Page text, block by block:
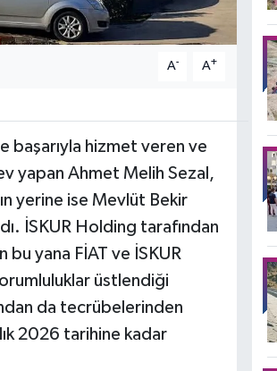
A- A+
başarıyla hizmet veren ve
yapan Ahmet Melih Sezal,
yerine ise Mevlüt Bekir
İSKUR Holding tarafından
bu yana FİAT ve İSKUR
üstlendiği
da tecrübelerinden
2026 tarihine kadar